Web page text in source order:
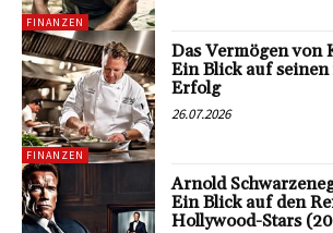
FINANZEN
FINANZEN
Das Vermögen von
Ein Blick auf
Erfolg
26.07.2026
Arnold
Ein Blick auf den
Hollywood-Stars